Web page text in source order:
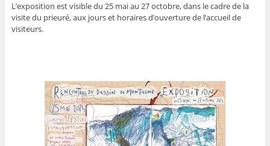
L’exposition est visible du 25 mai au 27 octobre, dans le cadre de la
visite du prieuré, aux jours et horaires d’ouverture de l’accueil de
visiteurs.